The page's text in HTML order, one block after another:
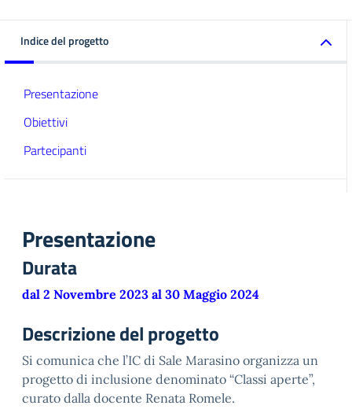
Indice del progetto
Presentazione
Obiettivi
Partecipanti
Presentazione
Durata
dal 2 Novembre 2023 al 30 Maggio 2024
Descrizione del progetto
Si comunica che l’IC di Sale Marasino organizza un
progetto di inclusione denominato “Classi aperte”,
curato dalla docente Renata Romele.